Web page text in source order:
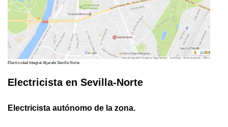
Electricidad Integral Aljarafe Sevilla Norte
Electricista en Sevilla-Norte
Electricista autónomo de la zona.